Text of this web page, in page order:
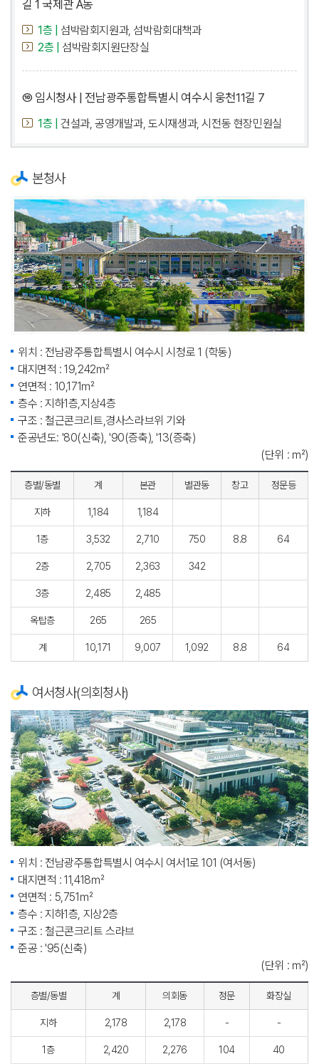
길 1 국제관 A동
1층 |
섬박람회지원과, 섬박람회대책과
2층 |
섬박람회지원단장실
⑩ 임시청사 | 전남광주통합특별시 여수시 웅천11길 7
1층 | 건설과, 공영개발과, 도시재생과, 시전동 현장민원실
본청사
위치 : 전남광주통합특별시 여수시 시청로 1 (학동)
대지면적 : 19,242㎡
연면적 : 10,171㎡
층수 : 지하1층,지상4층
구조 : 철근콘크리트,경사스라브위 기와
준공년도: '80(신축), '90(증축), '13(증축)
(단위 : ㎡)
층별/동별 계 본관 별관동 창고 정문등
지하 1,184 1,184
1층 3,532 2,710 750 8.8 64
2층 2,705 2,363 342
3층 2,485 2,485
옥탑층 265 265
계 10,171 9,007 1,092 8.8 64
여서청사(의회청사)
위치 : 전남광주통합특별시 여수시 여서1로 101 (여서동)
대지면적 : 11,418㎡
연면적 : 5,751㎡
층수 : 지하1층, 지상2층
구조 : 철근콘크리트 스라브
준공 : '95(신축)
(단위 : ㎡)
층별/동별 계 의회동 정문 화장실
지하 2,178 2,178 - -
1층 2,420 2,276 104 40